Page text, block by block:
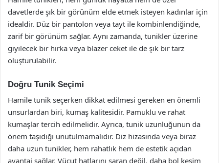
davetlerde şık bir görünüm elde etmek isteyen kadınlar için
idealdir. Düz bir pantolon veya tayt ile kombinlendiğinde,
zarif bir görünüm sağlar. Aynı zamanda, tunikler üzerine
giyilecek bir hırka veya blazer ceket ile de şık bir tarz
oluşturulabilir.
Doğru Tunik Seçimi
Hamile tunik seçerken dikkat edilmesi gereken en önemli
unsurlardan biri, kumaş kalitesidir. Pamuklu ve rahat
kumaşlar tercih edilmelidir. Ayrıca, tunik uzunluğunun da
önem taşıdığı unutulmamalıdır. Diz hizasında veya biraz
daha uzun tunikler, hem rahatlık hem de estetik açıdan
avantaj sağlar. Vücut hatlarını saran değil, daha bol kesim